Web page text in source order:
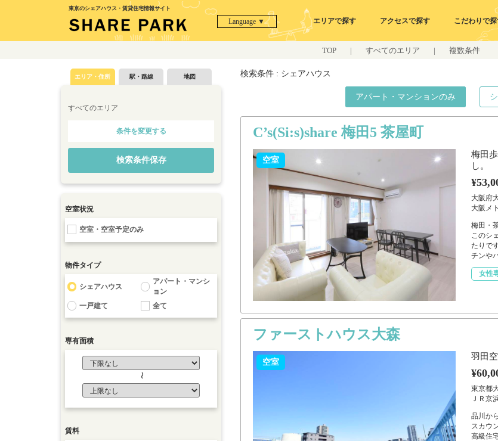
東京のシェアハウス・賃貸住宅情報サイト
Language ▼ エリアで探す アクセスで探す こだわりで
TOP | すべてのエリア | 複数条件
検索条件 : シェアハウス
アパート・マンションのみ
C’s(Si:s)share 梅田5 茶屋町
空室
梅田
し。
大阪府
大阪メ
梅田・
このシ
たりで
チンや
女性
ファーストハウス大森
空室
羽田
東京都
ＪＲ京
品川か
スカウ
高級住
エリア・住所 駅・路線 地図
すべてのエリア
条件を変更する
検索条件保存
空室状況
空室・空室予定のみ
物件タイプ
シェアハウス
アパート・マンシ
ョン
一戸建て
全て
専有面積
〜
賃料